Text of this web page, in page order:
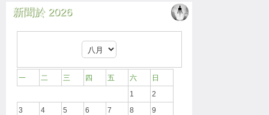
新聞於 2026
一 二 三 四 五 六
日
1
2
3
4 5 6 7 8
9